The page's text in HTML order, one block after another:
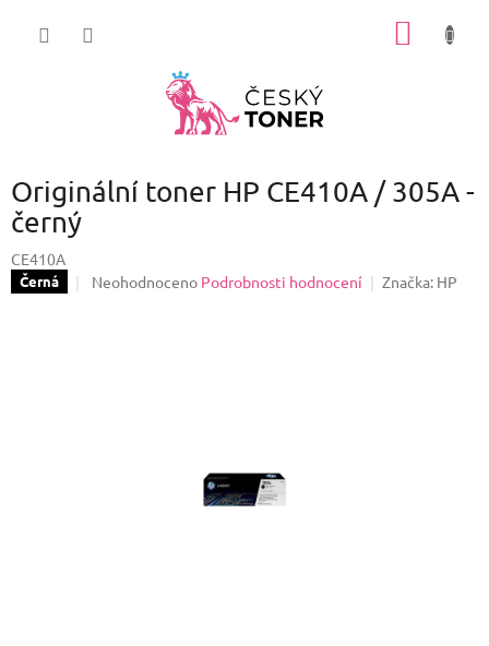
Originální toner HP CE410A / 305A -
černý
CE410A
Černá
Průměrné
Neohodnoceno Podrobnosti hodnocení Značka: HP